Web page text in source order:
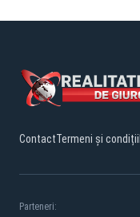
ContactTermeni și condiții
Parteneri: